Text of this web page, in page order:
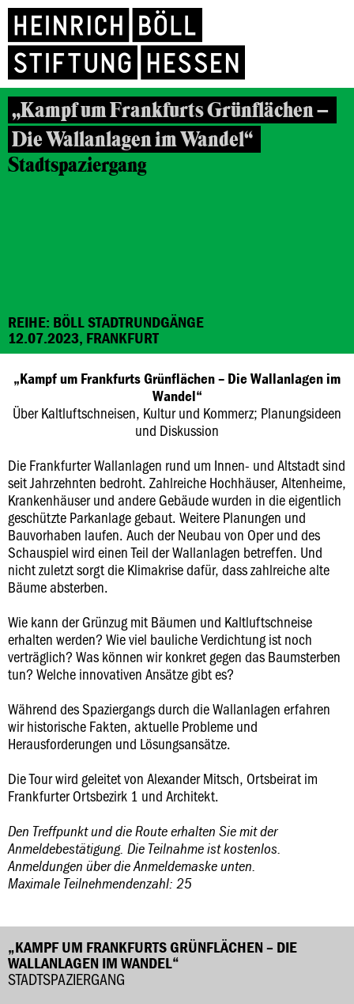
„Kampf um Frankfurts Grünflächen –
Die Wallanlagen im Wandel“
Stadtspaziergang
REIHE: BÖLL STADTRUNDGÄNGE
12.07.2023, FRANKFURT
„Kampf um Frankfurts Grünflächen – Die Wallanlagen im
Wandel“
Über Kaltluftschneisen, Kultur und Kommerz; Planungsideen
und Diskussion
Die Frankfurter Wallanlagen rund um Innen- und Altstadt sind
seit Jahrzehnten bedroht. Zahlreiche Hochhäuser, Altenheime,
Krankenhäuser und andere Gebäude wurden in die eigentlich
geschützte Parkanlage gebaut. Weitere Planungen und
Bauvorhaben laufen. Auch der Neubau von Oper und des
Schauspiel wird einen Teil der Wallanlagen betreffen. Und
nicht zuletzt sorgt die Klimakrise dafür, dass zahlreiche alte
Bäume absterben.
Wie kann der Grünzug mit Bäumen und Kaltluftschneise
erhalten werden? Wie viel bauliche Verdichtung ist noch
verträglich? Was können wir konkret gegen das Baumsterben
tun? Welche innovativen Ansätze gibt es?
Während des Spaziergangs durch die Wallanlagen erfahren
wir historische Fakten, aktuelle Probleme und
Herausforderungen und Lösungsansätze.
Die Tour wird geleitet von Alexander Mitsch, Ortsbeirat im
Frankfurter Ortsbezirk 1 und Architekt.
Den Treffpunkt und die Route erhalten Sie mit der
Anmeldebestätigung. Die Teilnahme ist kostenlos.
Anmeldungen über die Anmeldemaske unten.
Maximale Teilnehmendenzahl: 25
„KAMPF UM FRANKFURTS GRÜNFLÄCHEN – DIE
WALLANLAGEN IM WANDEL“
STADTSPAZIERGANG